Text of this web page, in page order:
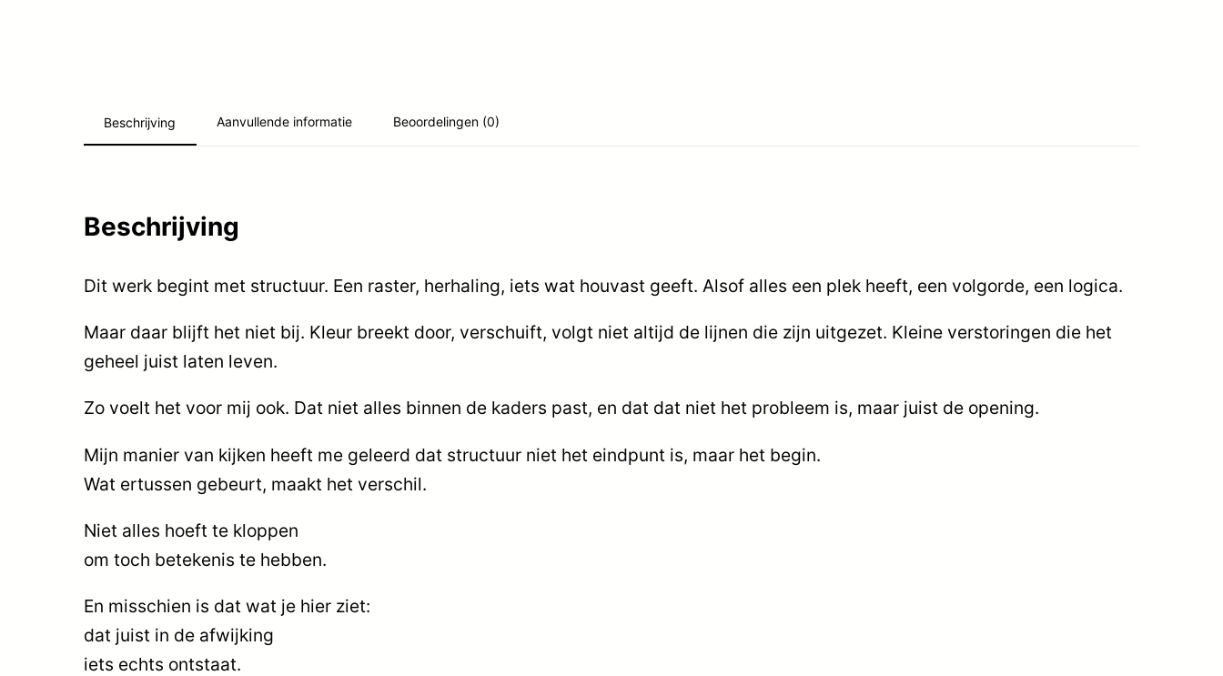
Beschrijving Aanvullende informatie Beoordelingen (0)
Beschrijving
Dit werk begint met structuur. Een raster, herhaling, iets wat houvast geeft. Alsof alles een plek heeft, een volgorde, een logica.
Maar daar blijft het niet bij. Kleur breekt door, verschuift, volgt niet altijd de lijnen die zijn uitgezet. Kleine verstoringen die het
geheel juist laten leven.
Zo voelt het voor mij ook. Dat niet alles binnen de kaders past, en dat dat niet het probleem is, maar juist de opening.
Mijn manier van kijken heeft me geleerd dat structuur niet het eindpunt is, maar het begin.
Wat ertussen gebeurt, maakt het verschil.
Niet alles hoeft te kloppen
om toch betekenis te hebben.
En misschien is dat wat je hier ziet:
dat juist in de afwijking
iets echts ontstaat.